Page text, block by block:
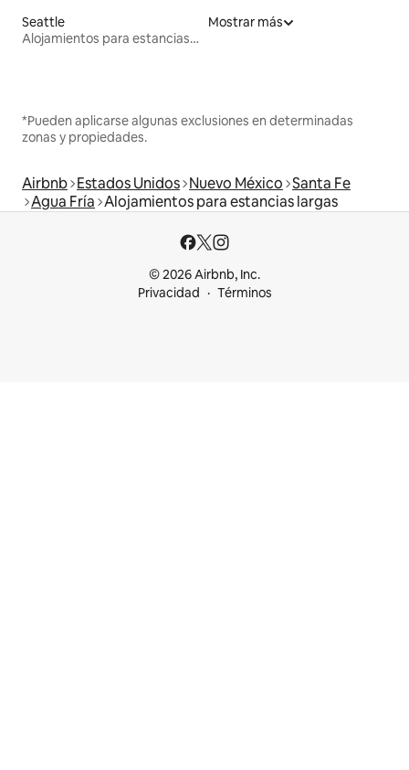
Seattle
Alojamientos para estancias largas
Mostrar más
*Pueden aplicarse algunas exclusiones en determinadas
zonas y propiedades.
Airbnb Estados Unidos Nuevo México Santa Fe
Agua Fría Alojamientos para estancias largas
© 2026 Airbnb, Inc.
Privacidad
Términos